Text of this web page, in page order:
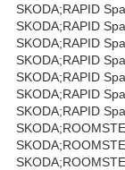
SKODA;RAPID
SKODA;RAPID
SKODA;RAPID
SKODA;RAPID
SKODA;RAPID
SKODA;RAPID
SKODA;RAPID